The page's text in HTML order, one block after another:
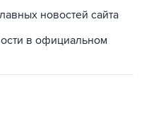
новостей сайта
в официальном